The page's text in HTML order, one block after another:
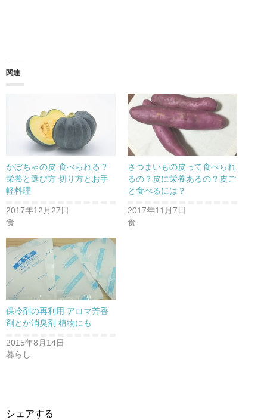
関連
かぼちゃの皮 食べられる？
栄養と選び方 切り方とお手
軽料理
2017年12月27日
食
さつまいもの皮って食べられ
るの？皮に栄養あるの？皮ご
と食べるには？
2017年11月7日
食
保冷剤の再利用 アロマ芳香
剤とか消臭剤 植物にも
2015年8月14日
暮らし
シェアする